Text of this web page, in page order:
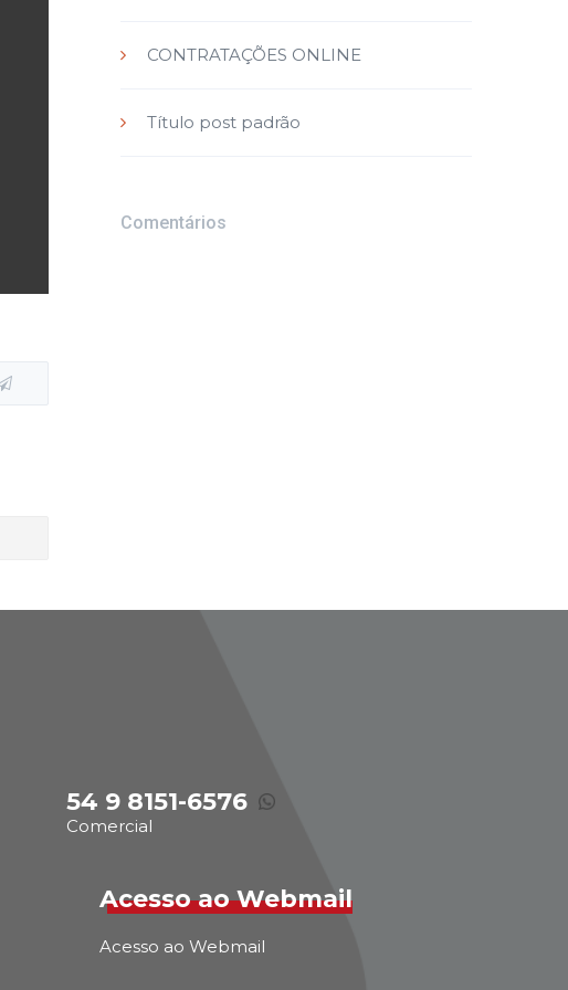
CONTRATAÇÕES ONLINE
Título post padrão
Comentários
54 9 8151-6576
Comercial
Acesso ao Webmail
Acesso ao Webmail